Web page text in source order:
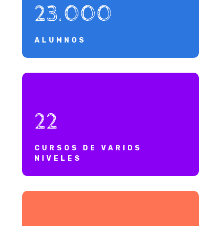
23.000
ALUMNOS
22
CURSOS DE VARIOS
NIVELES